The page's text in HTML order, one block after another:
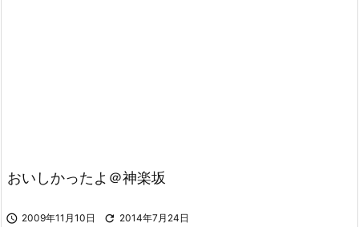
おいしかったよ＠神楽坂
 2009年11月10日  2014年7月24日